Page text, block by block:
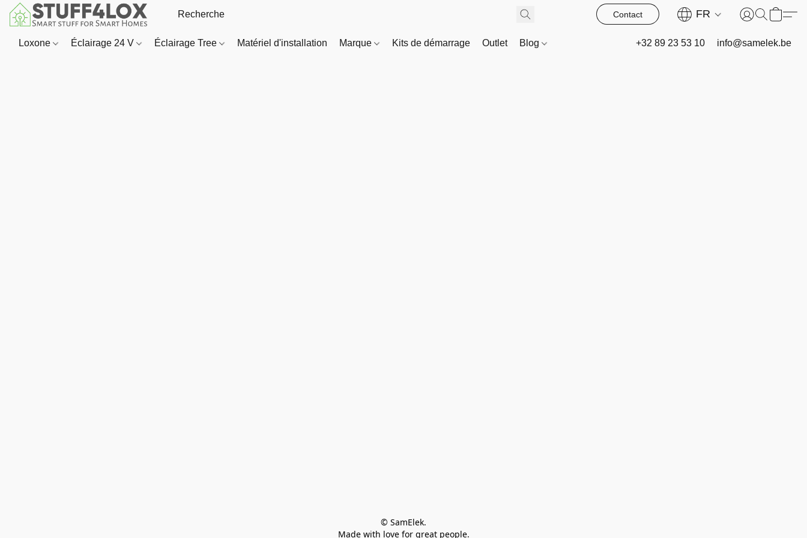
Contact FR
Loxone Éclairage 24 V Éclairage Tree Matériel d'installation Marque Kits de démarrage Outlet Blog +32 89 23 53 10 info@samelek.be
© SamElek.
Made with love for great people.